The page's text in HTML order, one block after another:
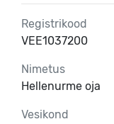
Registrikood
VEE1037200
Nimetus
Hellenurme oja
Vesikond